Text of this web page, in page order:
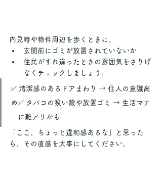
内見時や物件周辺を歩くときに、
玄関前にゴミが放置されていないか
住民がすれ違ったときの雰囲気をさりげ
なくチェックしましょう。
✅ 清潔感のあるドアまわり → 住人の意識高
め✅ タバコの吸い殻や放置ゴミ → 生活マナ
ーに難アリかも…
「ここ、ちょっと違和感あるな」と思った
ら、その直感を大事にしてください。